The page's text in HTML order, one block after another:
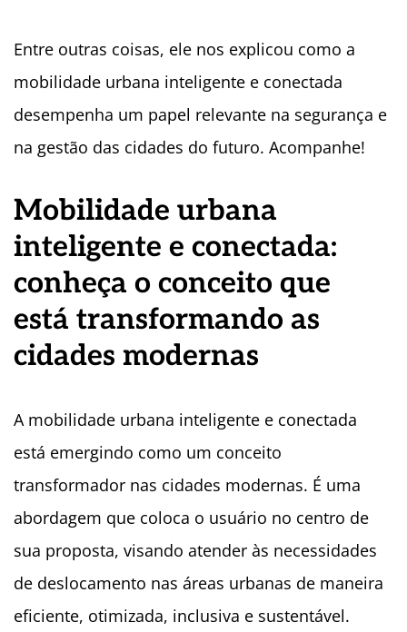
Entre outras coisas, ele nos explicou como a
mobilidade urbana inteligente e conectada
desempenha um papel relevante na segurança e
na gestão das cidades do futuro. Acompanhe!
Mobilidade urbana
inteligente e conectada:
conheça o conceito que
está transformando as
cidades modernas
A mobilidade urbana inteligente e conectada
está emergindo como um conceito
transformador nas cidades modernas. É uma
abordagem que coloca o usuário no centro de
sua proposta, visando atender às necessidades
de deslocamento nas áreas urbanas de maneira
eficiente, otimizada, inclusiva e sustentável.